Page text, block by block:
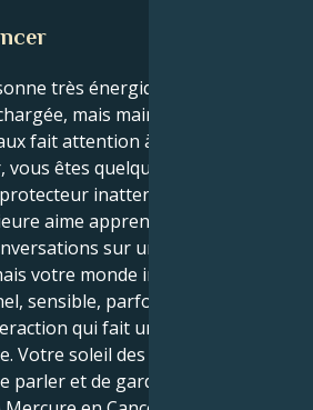
très énergique et
mais maintenant que le
fait attention à votre tendre
êtes quelqu'un avec un
inattendu. Votre
aime apprendre, parler et
sur une grande
votre monde intérieur est très
sensible, parfois protecteur.
qui fait un mariage
Votre soleil des Gémeaux meurt
parler et de garder les choses